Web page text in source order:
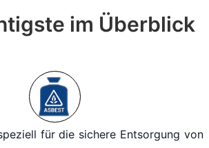
im Überblick
für die sichere Entsorgung von